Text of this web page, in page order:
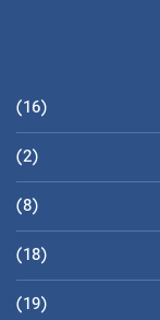
(16)
(2)
(8)
(18)
(19)